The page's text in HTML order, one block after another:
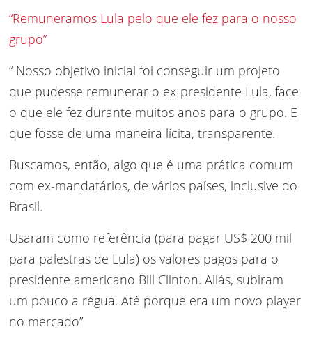
“Remuneramos Lula pelo que ele fez para o nosso
grupo”
“ Nosso objetivo inicial foi conseguir um projeto
que pudesse remunerar o ex-presidente Lula, face
o que ele fez durante muitos anos para o grupo. E
que fosse de uma maneira lícita, transparente.
Buscamos, então, algo que é uma prática comum
com ex-mandatários, de vários países, inclusive do
Brasil.
Usaram como referência (para pagar US$ 200 mil
para palestras de Lula) os valores pagos para o
presidente americano Bill Clinton. Aliás, subiram
um pouco a régua. Até porque era um novo player
no mercado”